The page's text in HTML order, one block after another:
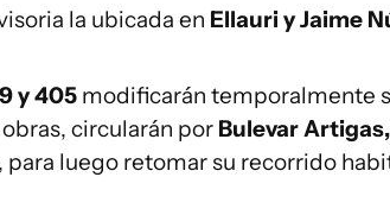
la ubicada en Ellauri y Jaime
y 405 modificarán temporalmente
circularán por Bulevar
, para luego retomar su recorrido